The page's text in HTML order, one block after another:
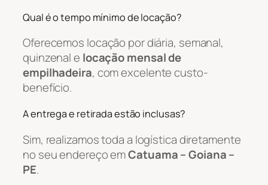
Qual é o tempo mínimo de locação?
Oferecemos locação por diária, semanal,
quinzenal e locação mensal de
empilhadeira, com excelente custo-
benefício.
A entrega e retirada estão inclusas?
Sim, realizamos toda a logística diretamente
no seu endereço emCatuama – Goiana –
PE.